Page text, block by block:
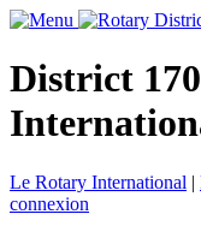
District
Le Rotary International |
connexion